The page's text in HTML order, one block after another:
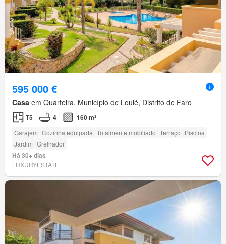
595 000 €
Casa em Quarteira, Município de Loulé, Distrito de Faro
T5 4 160 m²
Garajem Cozinha equipada Totalmente mobiliado Terraço Piscina
Jardim Grelhador
Há 30+ dias
LUXURYESTATE